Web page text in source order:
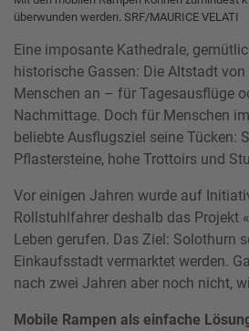
überwunden werden. SRF/MAURICE VELATI
Eine imposante Kathedrale,
historische Gassen: Die Altstadt
Menschen an – für Tagesausflüge
Nachmittage. Doch für Menschen
beliebte Ausflugsziel seine Tücken:
Pflastersteine, hohe Trottoirs und
Vor einigen Jahren wurde auf
Rollstuhlfahrer deshalb das Projekt
Leben gerufen. Das Ziel: Solothurn
Einkaufsstadt vermarktet werden.
nach zwei Jahren aber noch nicht,
Mobile Rampen als einfache